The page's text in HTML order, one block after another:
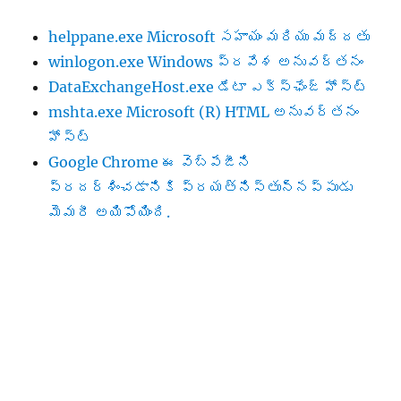
helppane.exe Microsoft సహాయం మరియు మద్దతు
winlogon.exe Windows ప్రవేశ అనువర్తనం
DataExchangeHost.exe డేటా ఎక్స్‌ఛేంజ్ హోస్ట్
mshta.exe Microsoft (R) HTML అనువర్తన‌ం
హోస్ట్
Google Chrome ఈ వెబ్‌పేజీని
ప్రదర్శించడానికి ప్రయత్నిస్తున్నప్పుడు
మెమరీ అయిపోయింది.